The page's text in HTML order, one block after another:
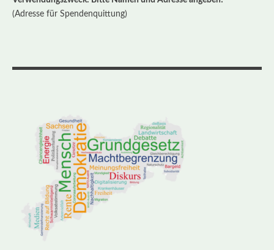
(Adresse für Spendenquittung)